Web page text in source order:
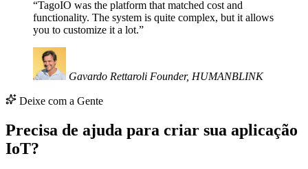
“TagoIO was the platform that matched cost and
functionality. The system is quite complex, but it allows
you to customize it a lot.”
Gavardo Rettaroli Founder, HUMANBLINK
Deixe com a Gente
Precisa de ajuda para criar sua aplicação
IoT?